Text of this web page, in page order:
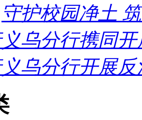
守护校园净土
乌分行携同
乌分行开展